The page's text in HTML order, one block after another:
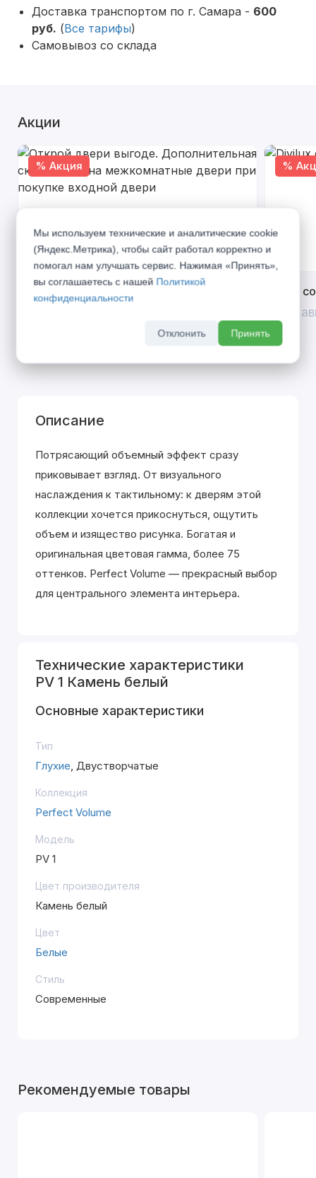
Доставка транспортом по г. Самара - 600
руб. (Все тарифы)
Самовывоз со склада
Акции
% Акция
Открой двери выгоде. Дополнительная
скидка 10% на межкомнатные двери при
%
Divilux
До 31
Описание
Потрясающий объемный эффект сразу
приковывает взгляд. От визуального
наслаждения к тактильному: к дверям этой
коллекции хочется прикоснуться, ощутить
объем и изящество рисунка. Богатая и
оригинальная цветовая гамма, более 75
оттенков. Perfect Volume — прекрасный выбор
для центрального элемента интерьера.
Технические характеристики
PV 1 Камень белый
Основные характеристики
Тип
Глухие, Двустворчатые
Коллекция
Perfect Volume
Модель
PV 1
Цвет производителя
Камень белый
Цвет
Белые
Стиль
Современные
Рекомендуемые товары
Мы используем технические и аналитические cookie
(Яндекс.Метрика), чтобы сайт работал корректно и
помогал нам улучшать сервис. Нажимая «Принять»,
вы соглашаетесь с нашей Политикой
конфиденциальности
Отклонить Принять